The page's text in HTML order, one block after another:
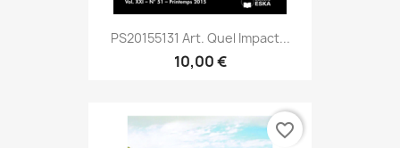
PS20155131 Art. Quel Impact...
10,00 €
favorite_border